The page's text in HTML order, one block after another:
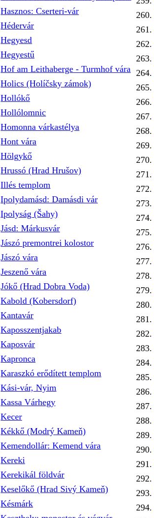
Hasznos: Cserteri-vár
Hédervár
Hegyesd
Hegyestű
Hof am Leithaberge - Turmhof vára
Holics (Holíčsky zámok)
Hollókő
Hollólomnic
Homonna várkastélya
Hont vára
Hölgykő
Hrussó (Hrad Hrušov)
Illés templom
Ipolydamásd: Damásdi vár
Ipolyság (Šahy)
Jásd: Márkusvár
Jászó premontrei kolostor
Jászó vára
Jeszenő vára
Jókő (Hrad Dobra Voda)
Kabold (Kobersdorf)
Kantavár
Kaposszentjakab
Kaposvár
Kapronca
Karaszkó erődített templom
Kási-vár, Nyim
Kassa Várhegy
Kecer
Kékkő (Modrý Kameň)
Kemendollár: Kemend vára
Kereki
Kerekikál földvár
Keselőkő (Hrad Sivý Kameň)
Késmárk